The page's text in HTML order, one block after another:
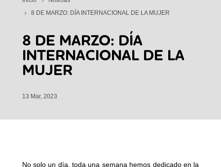
8 DE MARZO: DÍA INTERNACIONAL DE LA MUJER
8 DE MARZO: DÍA
INTERNACIONAL DE LA
MUJER
13 Mar, 2023
No solo un día, toda una semana hemos dedicado en la